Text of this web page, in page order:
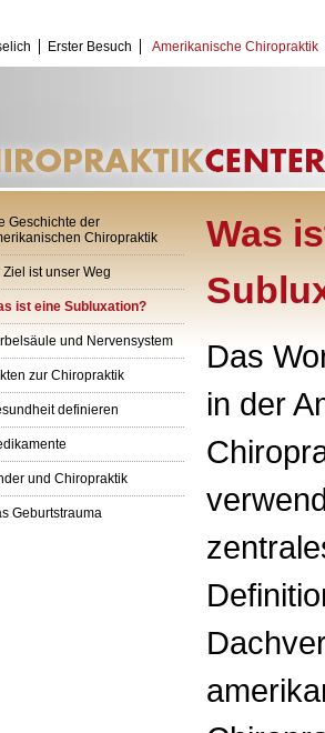
Erster Besuch Amerikanische Chiropraktik
Geschichte der
Chiropraktik
Ziel ist unser Weg
ist eine Subluxation?
und Nervensystem
zur Chiropraktik
definieren
und Chiropraktik
Geburtstrauma
Was
Das
in der